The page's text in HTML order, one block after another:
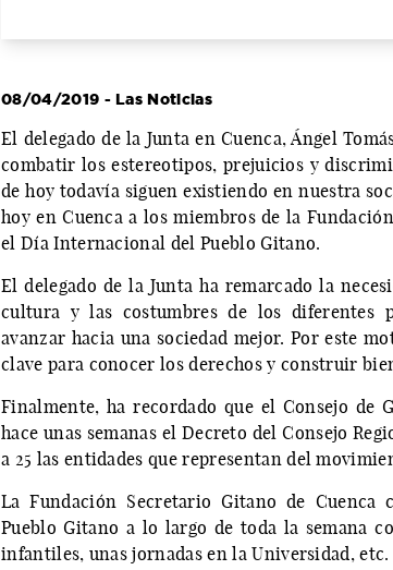
08/04/2019 - Las Noticias
El delegado de la Junta en Cuenca, Ángel
combatir los estereotipos, prejuicios y
de hoy todavía siguen existiendo en nuestra
hoy en Cuenca a los miembros de la
el Día Internacional del Pueblo Gitano.
El delegado de la Junta ha remarcado la
cultura y las costumbres de los diferentes
avanzar hacia una sociedad mejor. Por este
clave para conocer los derechos y construir
Finalmente, ha recordado que el Consejo de
hace unas semanas el Decreto del Consejo
a 25 las entidades que representan del
La Fundación Secretario Gitano de
Pueblo Gitano a lo largo de toda la semana
infantiles, unas jornadas en la Universidad, etc.